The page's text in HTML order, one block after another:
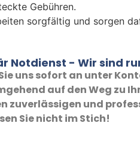
Gebühren.
sorgfältig und sorgen
Notdienst - Wir sind
uns sofort an unter
auf den Weg zu
zuverlässigen und
Sie nicht im Stich!